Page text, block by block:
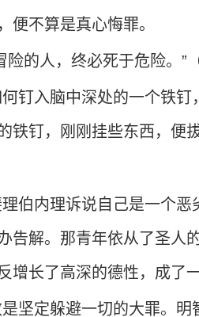
便不算是真心悔罪。
险的人，终必死于危险。”
钉入脑中深处的一个铁
铁钉，刚刚挂些东西，便拔
伯内理诉说自己是一个
告解。那青年依从了圣人
增长了高深的德性，成了
坚定躲避一切的大罪。明